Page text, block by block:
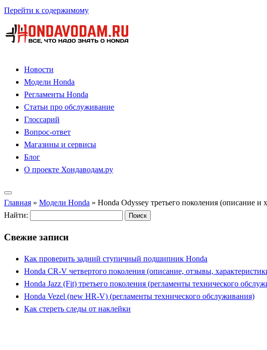
Перейти к содержимому
Новости
Модели Honda
Регламенты Honda
Статьи про обслуживание
Глоссарий
Вопрос-ответ
Магазины и сервисы
Блог
О проекте Хондаводам.ру
Главная » Модели Honda » Honda Odyssey третьего поколения (описание и
Найти:
Свежие записи
Как проверить задний ступичный подшипник Honda
Honda CR-V четвертого поколения (описание, отзывы,
Honda Jazz (Fit) третьего поколения (регламенты технического
Honda Vezel (new HR-V) (регламенты технического обслуживания)
Как стереть следы от наклейки